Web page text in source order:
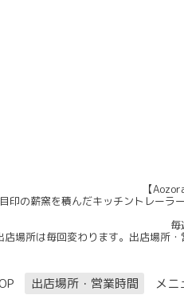
【
印の薪窯を積んだキッチントレー
毎
店場所は毎回変わります。出店場所
出店場所・営業時間 メニ